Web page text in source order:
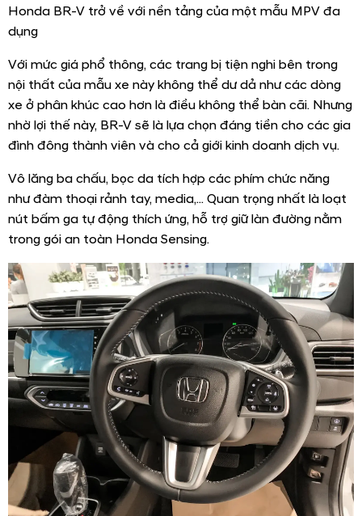
Honda BR-V trở về với nền tảng của một mẫu MPV đa
dụng
Với mức giá phổ thông, các trang bị tiện nghi bên trong
nội thất của mẫu xe này không thể dư dả như các dòng
xe ở phân khúc cao hơn là điều không thể bàn cãi. Nhưng
nhờ lợi thế này, BR-V sẽ là lựa chọn đáng tiền cho các gia
đình đông thành viên và cho cả giới kinh doanh dịch vụ.
Vô lăng ba chấu, bọc da tích hợp các phím chức năng
như đàm thoại rảnh tay, media,... Quan trọng nhất là loạt
nút bấm ga tự động thích ứng, hỗ trợ giữ làn đường nằm
trong gói an toàn Honda Sensing.